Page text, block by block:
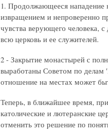
1. Продолжающееся нападение
извращением и непроверенно
чувства верующего человека,
всю церковь и ее служителей.
2 - Закрытие монастырей с
выработаны Советом по делам
отношение на местах может
Теперь, в ближайшее время,
католические и лютеранские
отменить это решение по